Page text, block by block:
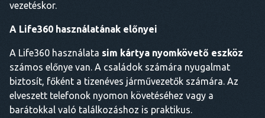
vezetéskor.
A Life360 használatának előnyei
A Life360 használata sim kártya nyomkövető eszköz
számos előnye van. A családok számára nyugalmat
biztosít, főként a tizenéves járművezetők számára. Az
elveszett telefonok nyomon követéséhez vagy a
barátokkal való találkozáshoz is praktikus.